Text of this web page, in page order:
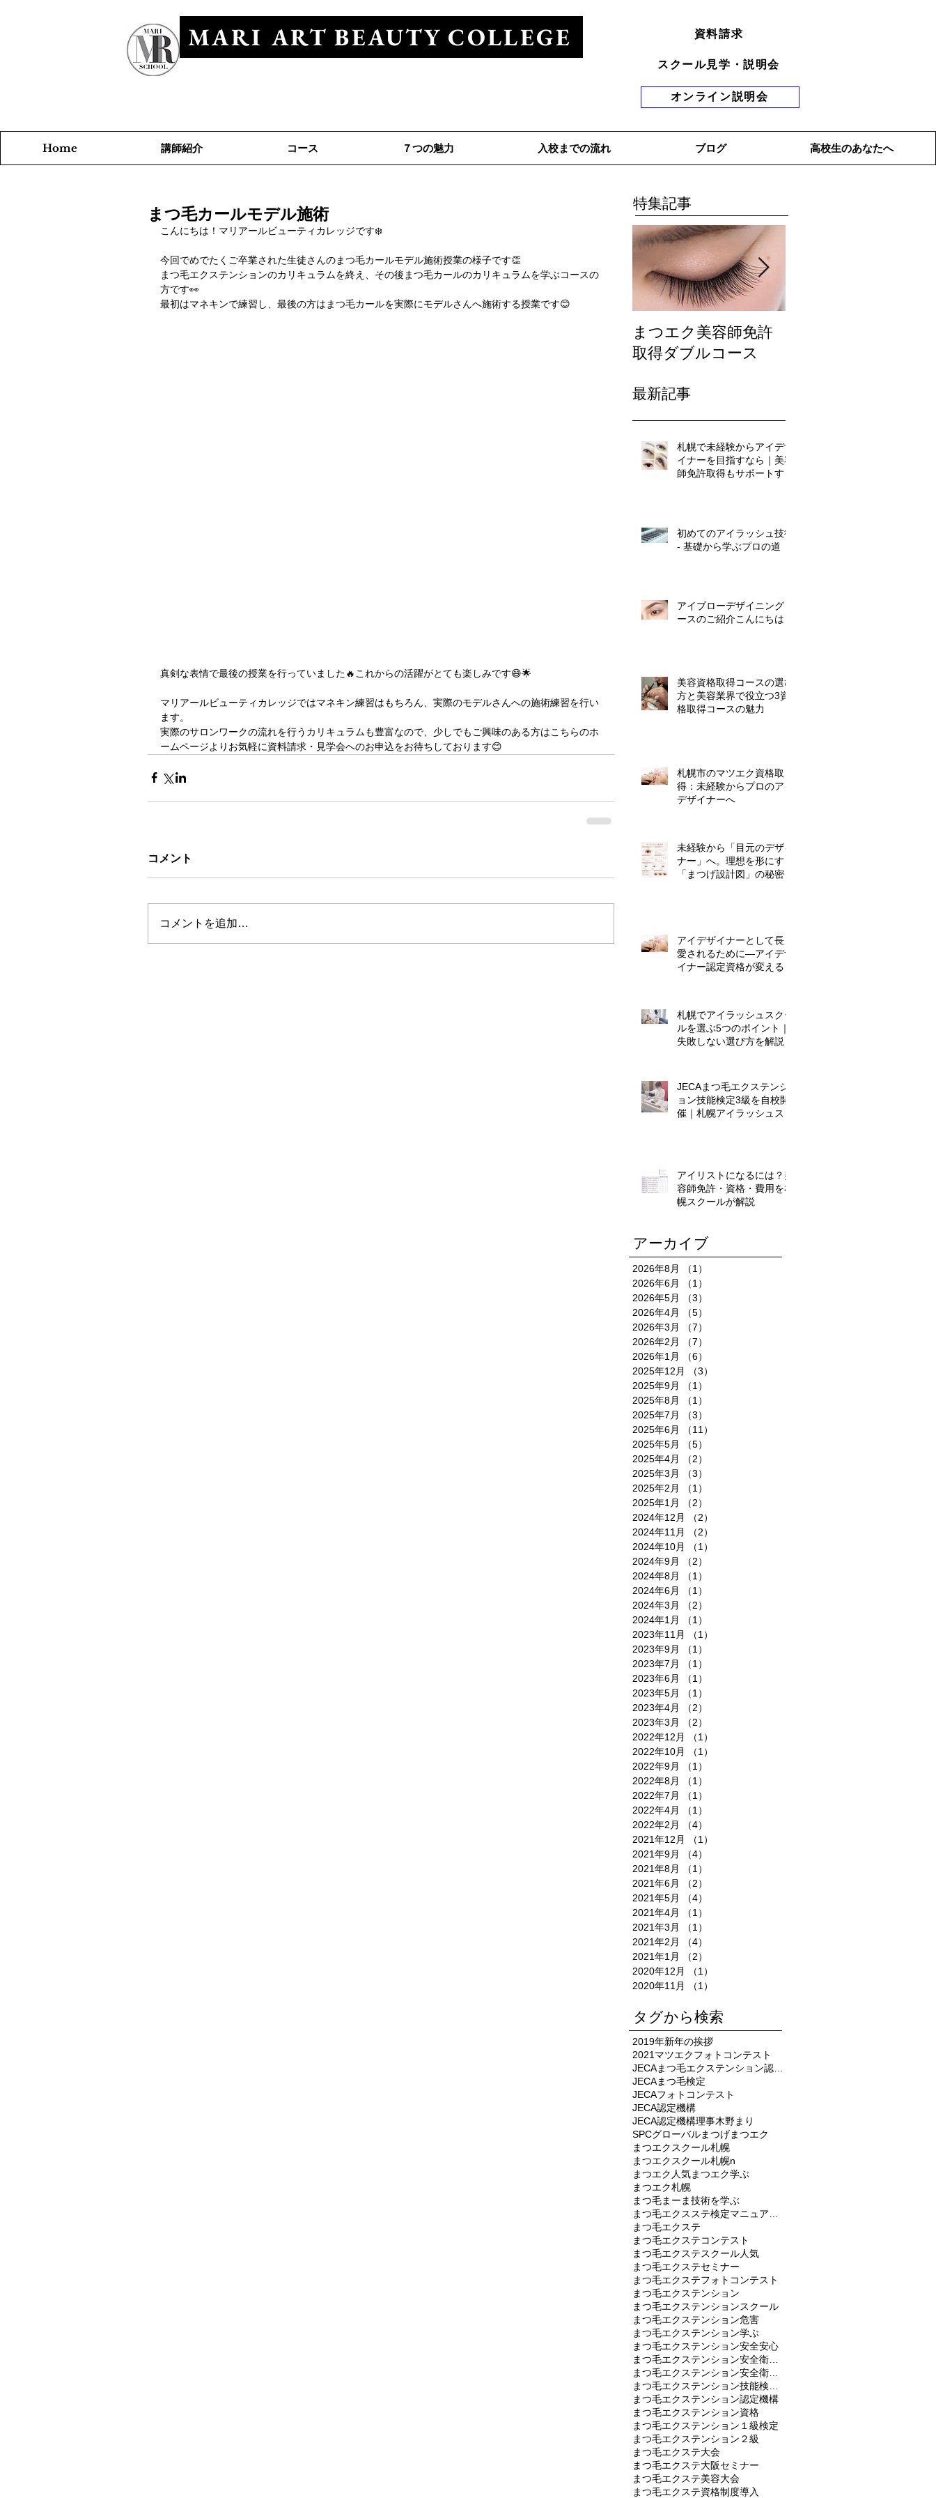
MARI ART BEAUTY COLLEGE 資料請求
スクール見学・説明会
オンライン説明会
Home 講師紹介 コース ７つの魅力 入校までの流れ ブログ 高校生のあなたへ
まつ毛カールモデル施術
こんにちは！マリアールビューティカレッジです❄️
今回でめでたくご卒業された生徒さんのまつ毛カールモデル施術授業の様子です👏
まつ毛エクステンションのカリキュラムを終え、その後まつ毛カールのカリキュラムを学ぶコースの
方です👀
最初はマネキンで練習し、最後の方はまつ毛カールを実際にモデルさんへ施術する授業です😊
真剣な表情で最後の授業を行っていました🔥これからの活躍がとても楽しみです😄🌟
マリアールビューティカレッジではマネキン練習はもちろん、実際のモデルさんへの施術練習を行い
ます。
実際のサロンワークの流れを行うカリキュラムも豊富なので、少しでもご興味のある方はこちらのホ
ームページよりお気軽に資料請求・見学会へのお申込をお待ちしております😊
コメント
コメントを追加…
特集記事
まつエク美容師免許
取得ダブルコース
最新記事
札幌で未経験からアイデザ
イナーを目指すなら｜美容
師免許取得もサポートする
初めてのアイラッシュ技術
- 基礎から学ぶプロの道
アイブローデザイニングコ
ースのご紹介こんにちは！
美容資格取得コースの選び
方と美容業界で役立つ3資
格取得コースの魅力
札幌市のマツエク資格取
得：未経験からプロのアイ
デザイナーへ
未経験から「目元のデザイ
ナー」へ。理想を形にする
「まつげ設計図」の秘密
アイデザイナーとして長く
愛されるために―アイデザ
イナー認定資格が変える、
札幌でアイラッシュスクー
ルを選ぶ5つのポイント｜
失敗しない選び方を解説
JECAまつ毛エクステンシ
ョン技能検定3級を自校開
催｜札幌アイラッシュスク
アイリストになるには？美
容師免許・資格・費用を札
幌スクールが解説
アーカイブ
2026年8月 （1）
2026年6月
（1）
2026年5月
（3）
2026年4月
（5）
2026年3月
（7）
2026年2月
（7）
2026年1月
（6）
2025年12月
（3）
2025年9月
（1）
2025年8月
（1）
2025年7月
（3）
2025年6月
（11）
2025年5月
（5）
2025年4月
（2）
2025年3月
（3）
2025年2月
（1）
2025年1月
（2）
2024年12月
（2）
2024年11月
（2）
2024年10月
（1）
2024年9月
（2）
2024年8月
（1）
2024年6月
（1）
2024年3月
（2）
2024年1月
（1）
2023年11月
（1）
2023年9月
（1）
2023年7月
（1）
2023年6月
（1）
2023年5月
（1）
2023年4月
（2）
2023年3月
（2）
2022年12月
（1）
2022年10月
（1）
2022年9月
（1）
2022年8月
（1）
2022年7月
（1）
2022年4月
（1）
2022年2月
（4）
2021年12月
（1）
2021年9月
（4）
2021年8月
（1）
2021年6月
（2）
2021年5月
（4）
2021年4月
（1）
2021年3月
（1）
2021年2月
（4）
2021年1月
（2）
2020年12月
（1）
2020年11月
（1）
タグから検索
2019年新年の挨拶
2021マツエクフォトコンテスト
JECAまつ毛検定
JECAフォトコンテスト
JECA認定機構
JECA認定機構理事木野まり
SPCグローバルまつげまつエク
まつエクスクール札幌
まつエクスクール札幌n
まつエク人気まつエク学ぶ
まつエク札幌
まつ毛まーま技術を学ぶ
まつ毛エクステ
まつ毛エクステコンテスト
まつ毛エクステスクール人気
まつ毛エクステセミナー
まつ毛エクステフォトコンテスト
まつ毛エクステンション
まつ毛エクステンションスクール
まつ毛エクステンション危害
まつ毛エクステンション学ぶ
まつ毛エクステンション安全安心
まつ毛エクステンション認定機構
まつ毛エクステンション資格
まつ毛エクステンション１級検定
まつ毛エクステンション２級
まつ毛エクステ大会
まつ毛エクステ大阪セミナー
まつ毛エクステ美容大会
まつ毛エクステ資格制度導入